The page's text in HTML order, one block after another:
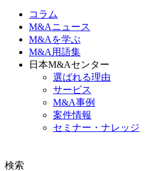
コラム
M&Aニュース
M&Aを学ぶ
M&A用語集
日本M&Aセンター
選ばれる理由
サービス
M&A事例
案件情報
セミナー・ナレッジ
検索